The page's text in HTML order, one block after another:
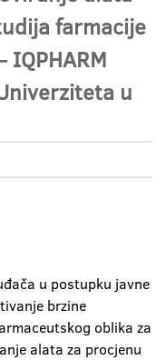
farmacije
IQPHARM
u
u postupku javne
brzine
oblika za
alata za procjenu